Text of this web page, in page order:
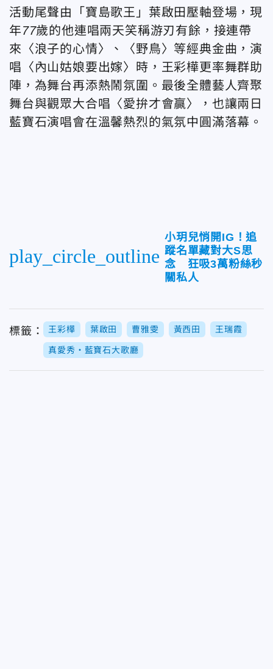
活動尾聲由「寶島歌王」葉啟田壓軸登場，現
年77歲的他連唱兩天笑稱游刃有餘，接連帶
來〈浪子的心情〉、〈野鳥〉等經典金曲，演
唱〈內山姑娘要出嫁〉時，王彩樺更率舞群助
陣，為舞台再添熱鬧氛圍。最後全體藝人齊聚
舞台與觀眾大合唱〈愛拚才會贏〉，也讓兩日
藍寶石演唱會在溫馨熱烈的氣氛中圓滿落幕。
play_circle_outline
小玥兒悄開IG！追
蹤名單藏對大S思
念 狂吸3萬粉絲秒
關私人
標籤： 王彩樺 葉啟田 曹雅雯 黃西田 王瑞霞
真愛秀・藍寶石大歌廳